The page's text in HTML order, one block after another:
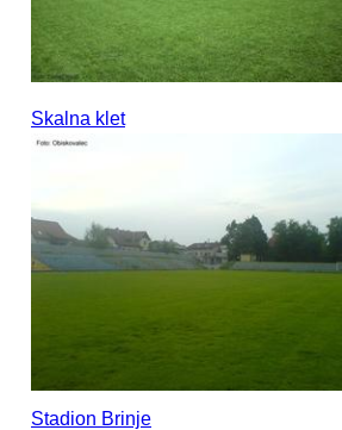
Skalna klet
Stadion Brinje